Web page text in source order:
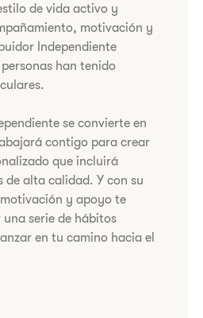
de vida activo y
motivación y
Independiente
han tenido
se convierte en
contigo para crear
que incluirá
de alta calidad. Y con su
y apoyo te
serie de hábitos
en tu camino hacia el